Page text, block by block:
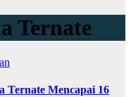
Ternate
Ternate Mencapai 16